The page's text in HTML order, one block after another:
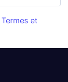
Termes et